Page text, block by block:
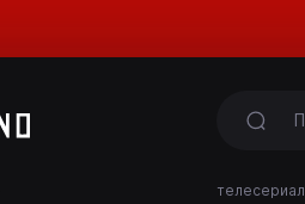
телесериал